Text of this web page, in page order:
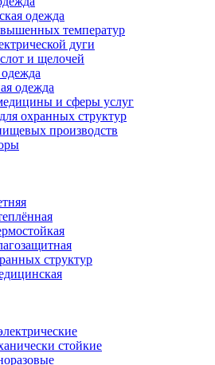
одежда
температур
дуги
и щелочей
одежда
и сферы услуг
охранных структур
производств
структур
стойкие